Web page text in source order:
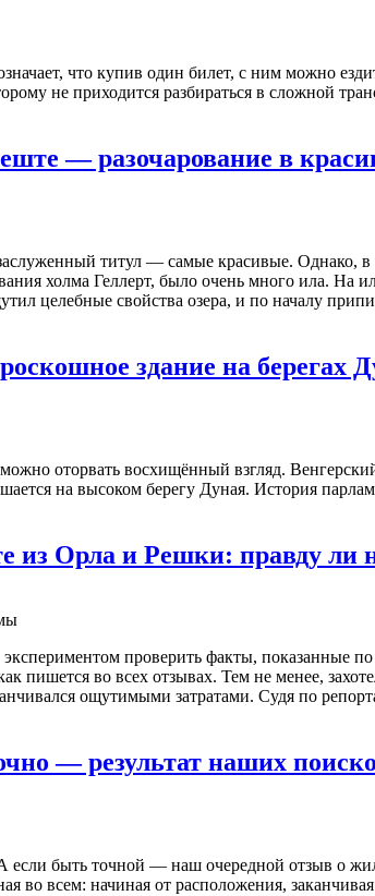
что купив один билет, с ним можно
не приходится разбираться в сложной
— разочарование в
титул — самые красивые. Однако,
холма Геллерт, было очень много ила.
целебные свойства озера, и по началу
здание на берегах
оторвать восхищённый взгляд.
на высоком берегу Дуная. История
из Орла и Решки: правду ли
проверить факты, показанные
пишется во всех отзывах. Тем не менее,
ощутимыми затратами. Судя по
— результат наших
если быть точной — наш очередной отзыв о
во всем: начиная от расположения,